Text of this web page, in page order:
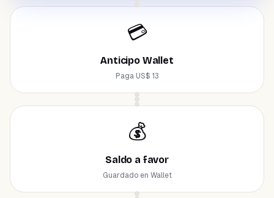
💳
Anticipo Wallet
Paga US$ 13
💰
Saldo a favor
Guardado en Wallet